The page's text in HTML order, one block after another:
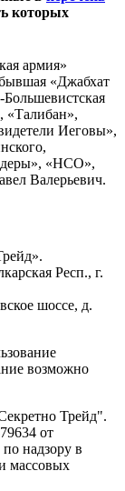
которых
армия»
«Джабхат
Иеговы»,
«НСО»,
Валерьевич.
Респ., г.
шоссе, д.
возможно
Трейд".
от
надзору в
массовых